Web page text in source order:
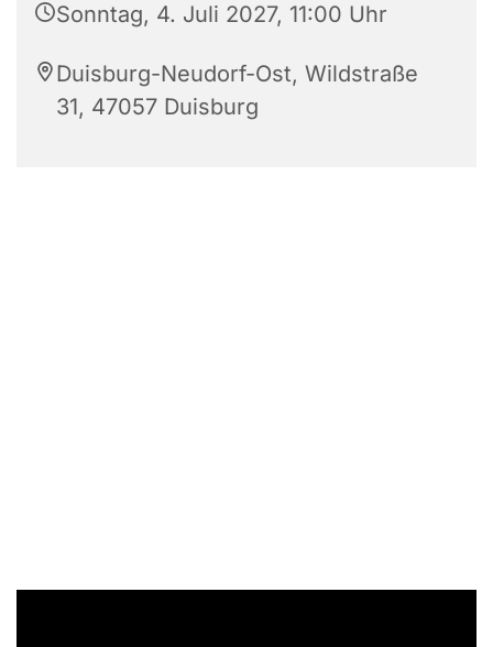
Sonntag, 4. Juli 2027, 11:00 Uhr
Duisburg-Neudorf-Ost, Wildstraße
31, 47057 Duisburg